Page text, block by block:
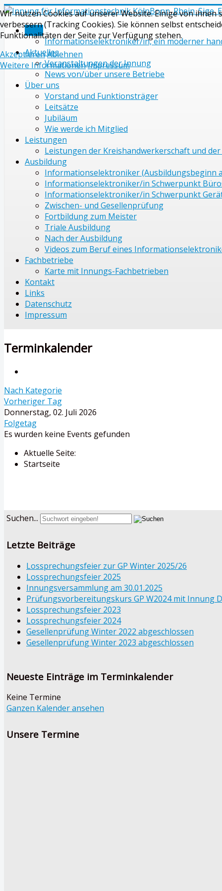
Start
Informationselektroniker/in, ein moderner
Aktuelles
Veranstaltungen der Innung
News von/über unsere Betriebe
Über uns
Vorstand und Funktionsträger
Leitsätze
Jubiläum
Wie werde ich Mitglied
Leistungen
Leistungen der Kreishandwerkerschaft und
Ausbildung
Informationselektroniker (Ausbildungsbeginn
Informationselektroniker/in Schwerpunkt
Informationselektroniker/in Schwerpunkt
Zwischen- und Gesellenprüfung
Fortbildung zum Meister
Triale Ausbildung
Nach der Ausbildung
Videos zum Beruf eines
Fachbetriebe
Karte mit Innungs-Fachbetrieben
Kontakt
Links
Datenschutz
Impressum
Terminkalender
Nach Kategorie
Vorheriger Tag
Donnerstag, 02. Juli 2026
Folgetag
Es wurden keine Events gefunden
Aktuelle Seite:
Startseite
Suchen...
Letzte Beiträge
Lossprechungsfeier zur GP Winter 2025/26
Lossprechungsfeier 2025
Innungsversammlung am 30.01.2025
Prüfungsvorbereitungskurs GP W2024 mit Innung
Lossprechungsfeier 2023
Lossprechungsfeier 2024
Gesellenprüfung Winter 2022 abgeschlossen
Gesellenprüfung Winter 2023 abgeschlossen
Neueste Einträge im Terminkalender
Keine Termine
Ganzen Kalender ansehen
Unsere Termine
Wir nutzen Cookies auf unserer Website. Einige von
verbessern (Tracking Cookies). Sie können selbst
Funktionalitäten der Seite zur Verfügung stehen.
AkzeptierenAblehnen
Weitere InformationenImpressum